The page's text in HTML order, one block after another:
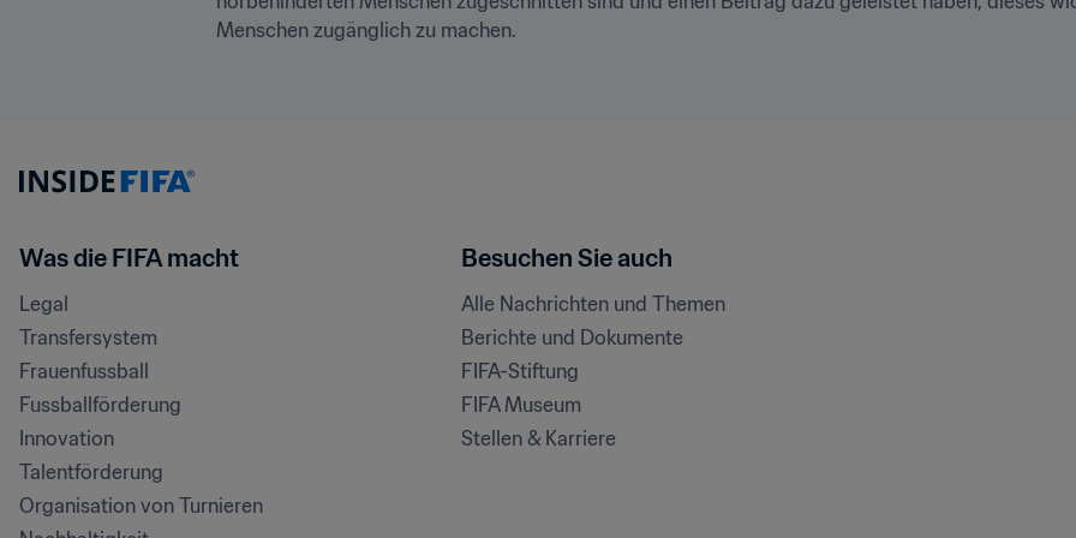
Menschen zugänglich zu machen.
Was die FIFA macht
Legal
Transfersystem
Frauenfussball
Fussballförderung
Innovation
Talentförderung
Organisation von Turnieren
Besuchen Sie auch
Alle Nachrichten und Themen
Berichte und Dokumente
FIFA-Stiftung
FIFA Museum
Stellen & Karriere